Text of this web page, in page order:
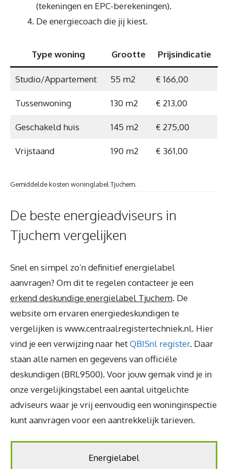
(tekeningen en EPC-berekeningen).
De energiecoach die jij kiest.
Type woning Grootte Prijsindicatie
Studio/Appartement 55 m2 € 166,00
Tussenwoning 130 m2 € 213,00
Geschakeld huis 145 m2 € 275,00
Vrijstaand 190 m2 € 361,00
Gemiddelde kosten woninglabel Tjuchem.
De beste energieadviseurs in
Tjuchem vergelijken
Snel en simpel zo’n definitief energielabel
aanvragen? Om dit te regelen contacteer je een
erkend deskundige energielabel Tjuchem. De
website om ervaren energiedeskundigen te
vergelijken is www.centraalregistertechniek.nl. Hier
vind je een verwijzing naar hetQBISnl register. Daar
staan alle namen en gegevens van officiële
deskundigen (BRL9500). Voor jouw gemak vind je in
onze vergelijkingstabel een aantal uitgelichte
adviseurs waar je vrij eenvoudig een woninginspectie
kunt aanvragen voor een aantrekkelijk tarieven.
Energielabel